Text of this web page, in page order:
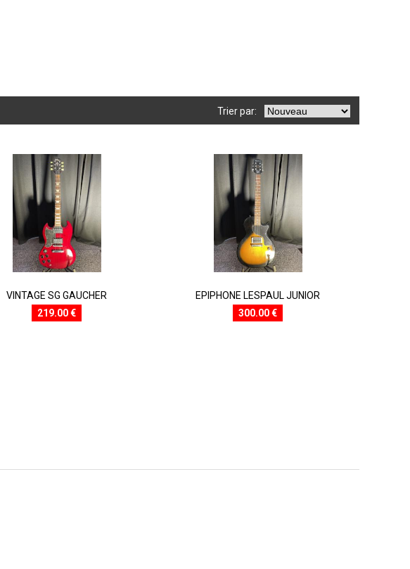
Trier par:
VINTAGE SG GAUCHER
219.00 €
EPIPHONE LESPAUL JUNIOR
300.00 €